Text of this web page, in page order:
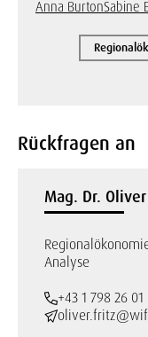
Anna BurtonSabine
Rückfragen an
Mag. Dr.
Analyse
+43 1 798 26 01